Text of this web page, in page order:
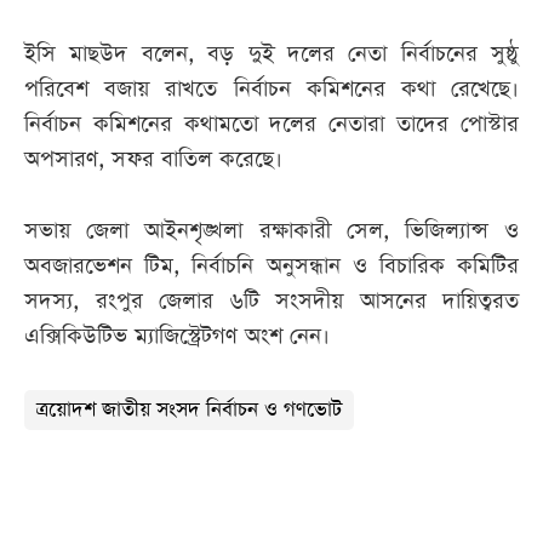
ইসি মাছউদ বলেন, বড় দুই দলের নেতা নির্বাচনের সুষ্ঠু
পরিবেশ বজায় রাখতে নির্বাচন কমিশনের কথা রেখেছে।
নির্বাচন কমিশনের কথামতো দলের নেতারা তাদের পোস্টার
অপসারণ, সফর বাতিল করেছে।
সভায় জেলা আইনশৃঙ্খলা রক্ষাকারী সেল, ভিজিল্যান্স ও
অবজারভেশন টিম, নির্বাচনি অনুসন্ধান ও বিচারিক কমিটির
সদস্য, রংপুর জেলার ৬টি সংসদীয় আসনের দায়িত্বরত
এক্সিকিউটিভ ম্যাজিস্ট্রেটগণ অংশ নেন।
ত্রয়োদশ জাতীয় সংসদ নির্বাচন ও গণভোট